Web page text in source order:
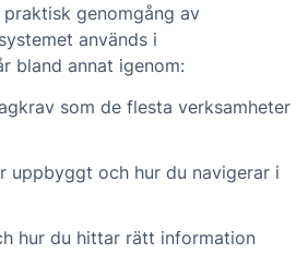
genomgång av
används i
bland annat igenom:
som de flesta verksamheter
uppbyggt och hur du navigerar i
hur du hittar rätt information